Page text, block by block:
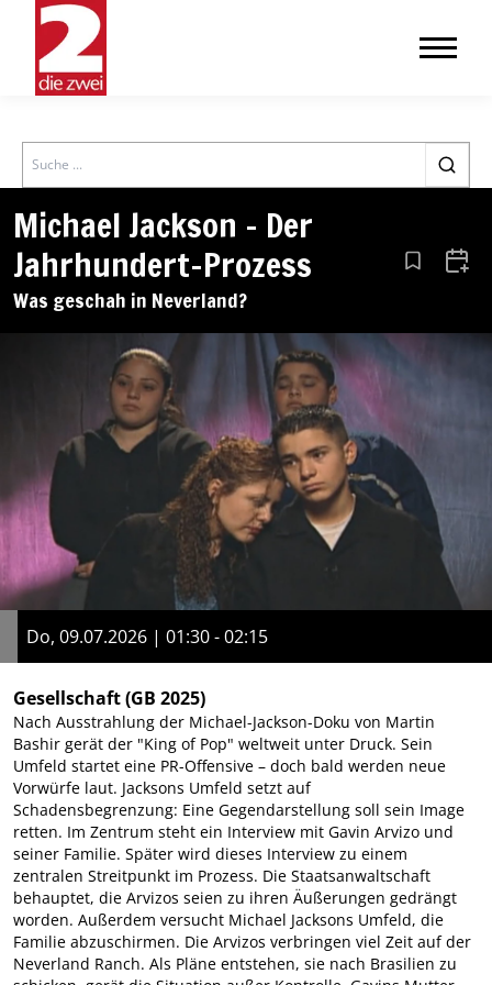
Search
Michael Jackson – Der
Jahrhundert-Prozess
Was geschah in Neverland?
Aus den
Do, 09.07.2026 | 01:30 - 02:15
Gesellschaft(GB 2025)
Nach Ausstrahlung der Michael-Jackson-Doku von Martin
Bashir gerät der "King of Pop" weltweit unter Druck. Sein
Umfeld startet eine PR-Offensive – doch bald werden neue
Vorwürfe laut. Jacksons Umfeld setzt auf
Schadensbegrenzung: Eine Gegendarstellung soll sein Image
retten. Im Zentrum steht ein Interview mit Gavin Arvizo und
seiner Familie. Später wird dieses Interview zu einem
zentralen Streitpunkt im Prozess. Die Staatsanwaltschaft
behauptet, die Arvizos seien zu ihren Äußerungen gedrängt
worden. Außerdem versucht Michael Jacksons Umfeld, die
Familie abzuschirmen. Die Arvizos verbringen viel Zeit auf der
Neverland Ranch. Als Pläne entstehen, sie nach Brasilien zu